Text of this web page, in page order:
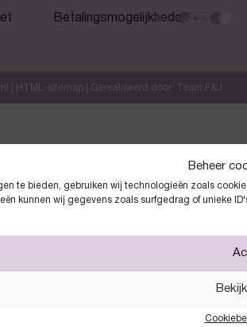
Beheer
te bieden, gebruiken wij technologieën zoals
kunnen wij gegevens zoals surfgedrag of unieke
Betalingsmogelijkheden
| HTML-sitemap| Gerealiseerd door: Team F&J